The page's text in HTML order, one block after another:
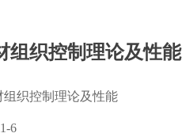
组织控制理论及性能
织控制理论及性能
6